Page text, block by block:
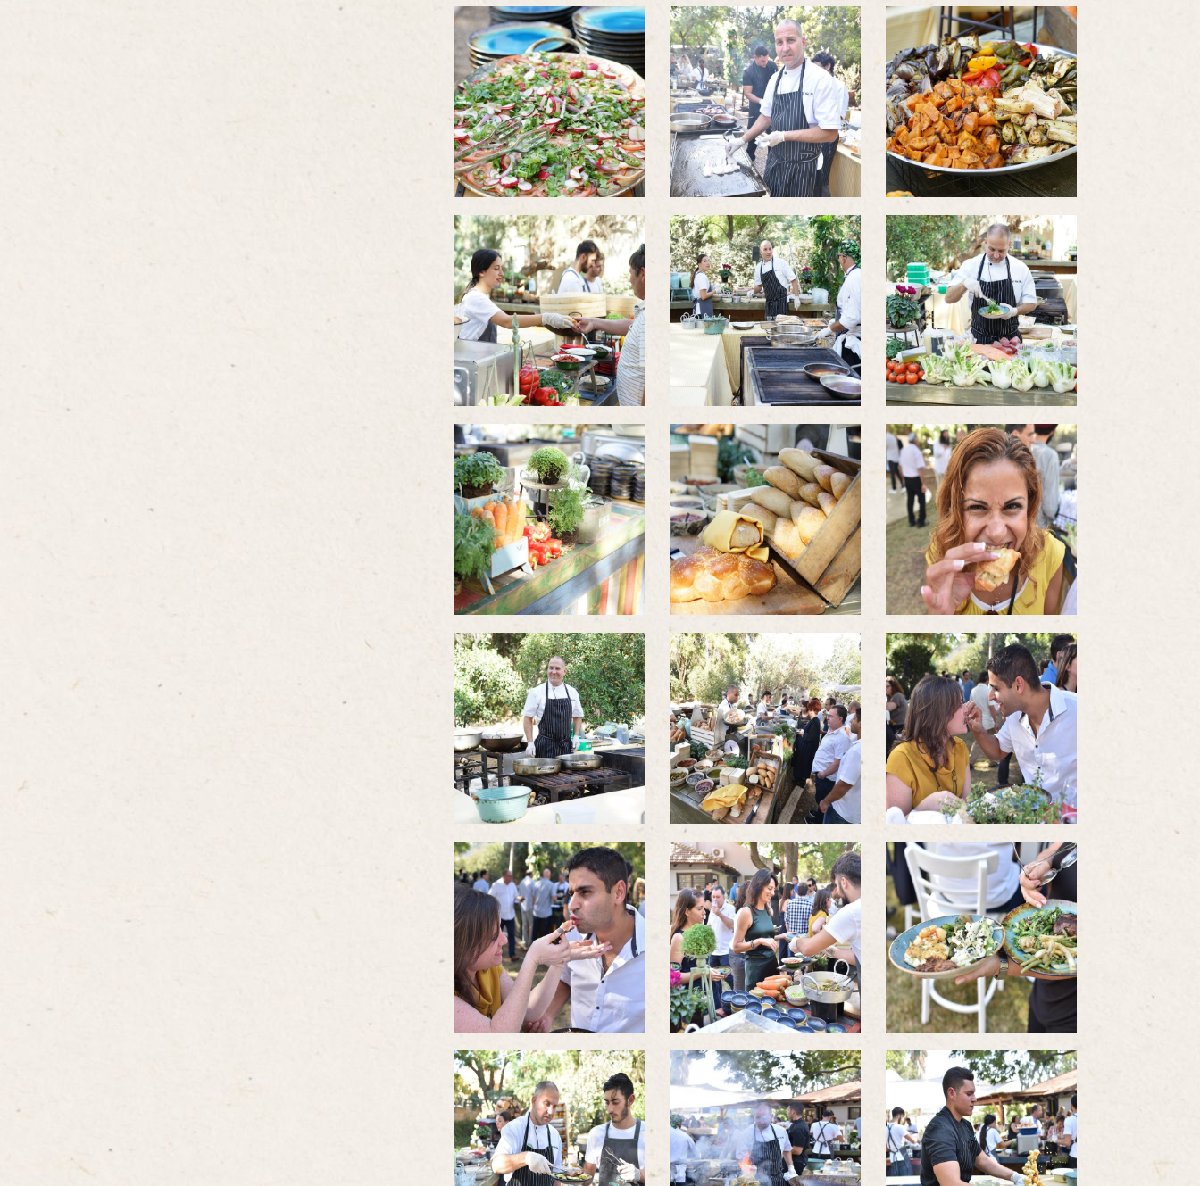
לפתיחת
התמונה
בגדול
-
לפתיחת
התמונה
בגדול
-
לפתיחת
התמונה
בגדול
-
לפתיחת
התמונה
בגדול
-
לפתיחת
התמונה
בגדול
-
לפתיחת
התמונה
בגדול
-
לפתיחת
התמונה
בגדול
-
לפתיחת
התמונה
בגדול
-
לפתיחת
התמונה
בגדול
-
לפתיחת
התמונה
בגדול
-
לפתיחת
התמונה
בגדול
-
לפתיחת
התמונה
בגדול
-
לפתיחת
התמונה
בגדול
-
לפתיחת
התמונה
בגדול
-
התמונה
בגדול
-
לפתיחת
התמונה
בגדול
-
לפתיחת
התמונה
בגדול
-
לפתיחת
התמונה
בגדול
-